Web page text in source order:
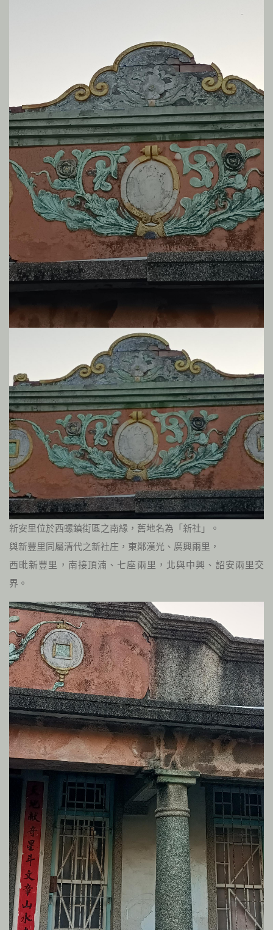
新安里位於西螺鎮街區之南緣，舊地名為「新社」。
與新豐里同屬清代之新社庄，東鄰漢光、廣興兩里，
西毗新豐里，南接頂湳、七座兩里，北與中興、詔安兩里交
界。